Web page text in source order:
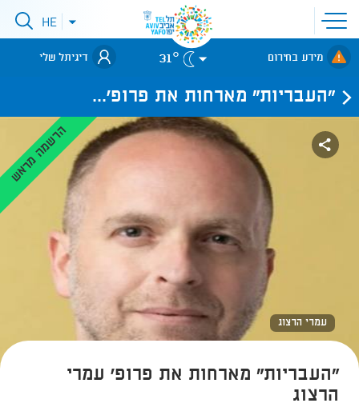
פתיחת
תפריט
אתר
לאתר עיריית
תל-אביב
פתיחתHE
מידע בחירום 31° דיגיתל שלי
"העבריות" מארחות את פרופ'...
עמרי הרצוג
הרשמה מראש
"העבריות" מארחות את פרופ' עמרי
הרצוג